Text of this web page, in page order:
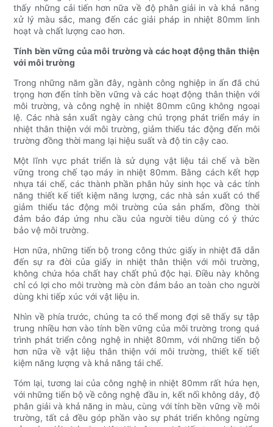
thấy những cải tiến hơn nữa về độ phân giải in và khả năng
xử lý màu sắc, mang đến các giải pháp in nhiệt 80mm linh
hoạt và chất lượng cao hơn.
Tính bền vững của môi trường và các hoạt động thân thiện
với môi trường
Trong những năm gần đây, ngành công nghiệp in ấn đã chú
trọng hơn đến tính bền vững và các hoạt động thân thiện với
môi trường, và công nghệ in nhiệt 80mm cũng không ngoại
lệ. Các nhà sản xuất ngày càng chú trọng phát triển máy in
nhiệt thân thiện với môi trường, giảm thiểu tác động đến môi
trường đồng thời mang lại hiệu suất và độ tin cậy cao.
Một lĩnh vực phát triển là sử dụng vật liệu tái chế và bền
vững trong chế tạo máy in nhiệt 80mm. Bằng cách kết hợp
nhựa tái chế, các thành phần phân hủy sinh học và các tính
năng thiết kế tiết kiệm năng lượng, các nhà sản xuất có thể
giảm thiểu tác động môi trường của sản phẩm, đồng thời
đảm bảo đáp ứng nhu cầu của người tiêu dùng có ý thức
bảo vệ môi trường.
Hơn nữa, những tiến bộ trong công thức giấy in nhiệt đã dẫn
đến sự ra đời của giấy in nhiệt thân thiện với môi trường,
không chứa hóa chất hay chất phủ độc hại. Điều này không
chỉ có lợi cho môi trường mà còn đảm bảo an toàn cho người
dùng khi tiếp xúc với vật liệu in.
Nhìn về phía trước, chúng ta có thể mong đợi sẽ thấy sự tập
trung nhiều hơn vào tính bền vững của môi trường trong quá
trình phát triển công nghệ in nhiệt 80mm, với những tiến bộ
hơn nữa về vật liệu thân thiện với môi trường, thiết kế tiết
kiệm năng lượng và khả năng tái chế.
Tóm lại, tương lai của công nghệ in nhiệt 80mm rất hứa hẹn,
với những tiến bộ về công nghệ đầu in, kết nối không dây, độ
phân giải và khả năng in màu, cùng với tính bền vững về môi
trường, tất cả đều góp phần vào sự phát triển không ngừng